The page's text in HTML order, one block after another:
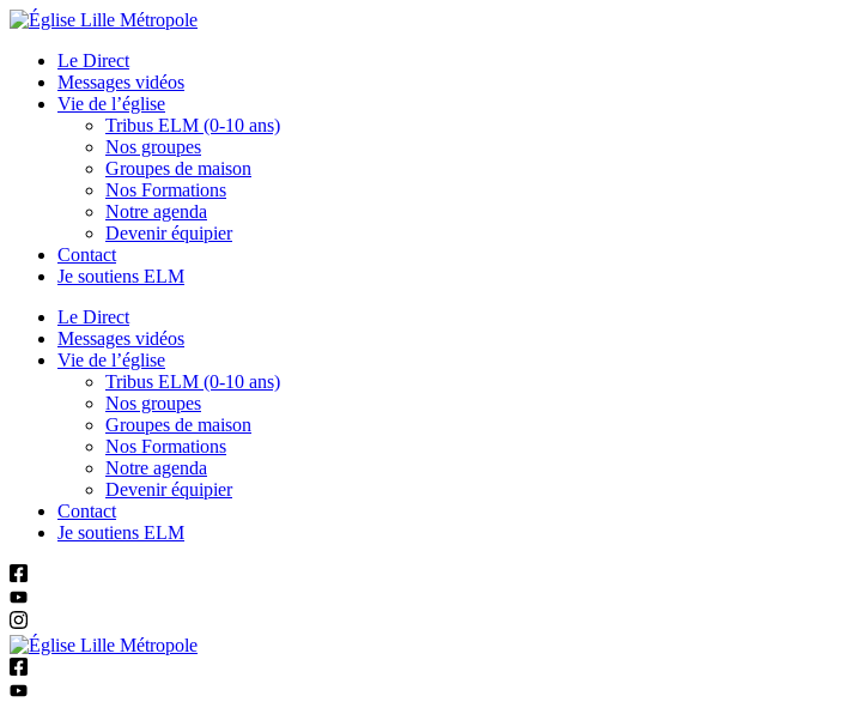
Le Direct
Messages vidéos
Vie de l’église
Tribus ELM (0-10 ans)
Nos groupes
Groupes de maison
Nos Formations
Notre agenda
Devenir équipier
Contact
Je soutiens ELM
Le Direct
Messages vidéos
Vie de l’église
Tribus ELM (0-10 ans)
Nos groupes
Groupes de maison
Nos Formations
Notre agenda
Devenir équipier
Contact
Je soutiens ELM